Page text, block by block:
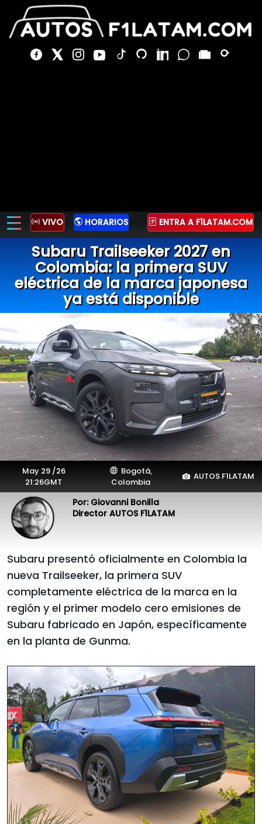
VIVO HORARIOS ENTRA A F1LATAM.COM
Subaru Trailseeker 2027 en
Colombia: la primera SUV
eléctrica de la marca japonesa
ya está disponible
May 29 /26
21:26GMT
Bogotá,
Colombia
AUTOS F1LATAM
Por: Giovanni Bonilla
Director AUTOS F1LATAM
Subaru presentó oficialmente en Colombia la
nueva Trailseeker, la primera SUV
completamente eléctrica de la marca en la
región y el primer modelo cero emisiones de
Subaru fabricado en Japón, específicamente
en la planta de Gunma.